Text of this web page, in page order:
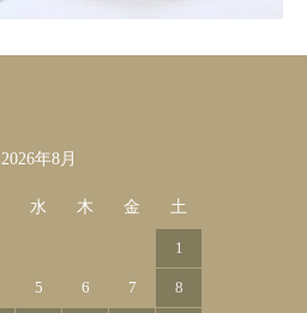
2026年8月
水 木 金 土
1
5 6 7 8